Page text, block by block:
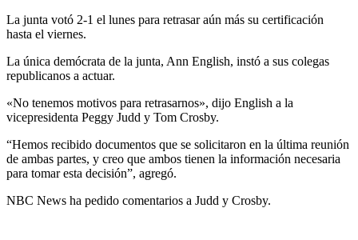
La junta votó 2-1 el lunes para retrasar aún más su certificación
hasta el viernes.
La única demócrata de la junta, Ann English, instó a sus colegas
republicanos a actuar.
«No tenemos motivos para retrasarnos», dijo English a la
vicepresidenta Peggy Judd y Tom Crosby.
“Hemos recibido documentos que se solicitaron en la última reunión
de ambas partes, y creo que ambos tienen la información necesaria
para tomar esta decisión”, agregó.
NBC News ha pedido comentarios a Judd y Crosby.